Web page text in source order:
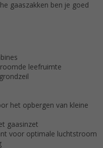
gaaszakken ben je goed
leefruimte
het opbergen van kleine
gaasinzet
voor optimale luchtstroom